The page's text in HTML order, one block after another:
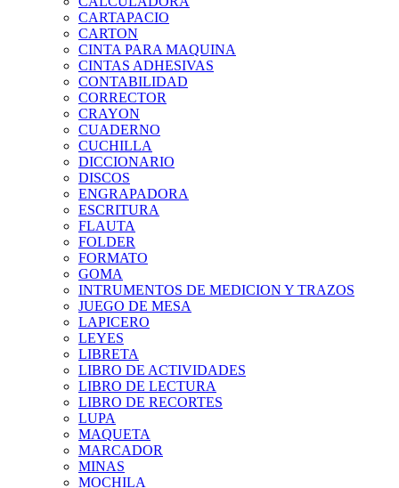
CARTAPACIO
CARTON
CINTA PARA MAQUINA
CINTAS ADHESIVAS
CONTABILIDAD
CORRECTOR
CRAYON
CUADERNO
CUCHILLA
DICCIONARIO
DISCOS
ENGRAPADORA
ESCRITURA
FLAUTA
FOLDER
FORMATO
GOMA
INTRUMENTOS DE MEDICION Y TRAZOS
JUEGO DE MESA
LAPICERO
LEYES
LIBRETA
LIBRO DE ACTIVIDADES
LIBRO DE LECTURA
LIBRO DE RECORTES
LUPA
MAQUETA
MARCADOR
MINAS
MOCHILA